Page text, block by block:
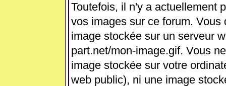
Toutefois, il n'y a actuellement
vos images sur ce forum.
image stockée sur un serveur
part.net/mon-image.gif. Vous
image stockée sur votre
web public), ni une image